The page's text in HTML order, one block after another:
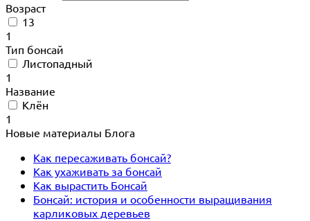
Возраст
13
1
Тип бонсай
Листопадный
1
Название
Клён
1
Новые материалы Блога
Как пересаживать бонсай?
Как ухаживать за бонсай
Как вырастить Бонсай
Бонсай: история и особенности выращивания
карликовых деревьев